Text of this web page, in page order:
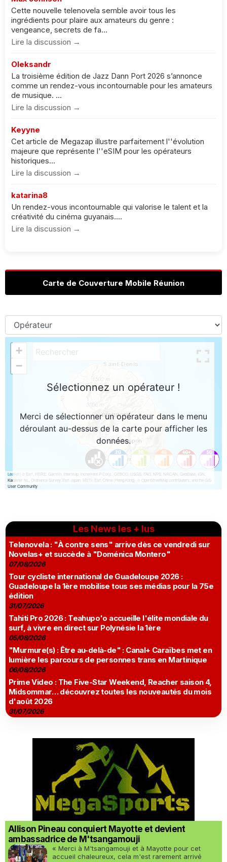
Cette nouvelle telenovela semble avoir tous les
ingrédients pour plaire aux amateurs du genre :
vengeance, secrets de fa...
Lire la discussion →
Oleksandr
La troisième édition de Jazz Dann Port 2026 s’annonce
comme un rendez-vous incontournable pour les amateurs
de musique. ...
Lire la discussion →
Keyyne
Cet article de Megazap illustre parfaitement l''évolution
majeure que représente l''eSIM pour les opérateurs
historiques...
Lire la discussion →
katarina8
Un rendez-vous incontournable qui valorise le talent et la
créativité du cinéma guyanais....
Lire la discussion →
Carte de Couverture Mobile Réunion
Les News les + lus
Telenovela : "À contre sens" arrive dès ce vendredi sur
Novelas+ et succède à "Doménica Montero"
07/08/2026
Tour cycliste international de Guadeloupe 2026 :
Guadeloupe la 1ère mobilise tous ses médias pour la 75e
édition
31/07/2026
Tahiti Pro 2026 : Teahupo'o accueille l'élite mondiale du
surf, à vivre en direct sur Polynésie la 1ère
05/08/2026
"Murmure(s) : Être au-delà-de" : Canal+ Caraïbes met en
lumière les parcours de personnes trans en Martinique
06/08/2026
Prime Video : The Five-Star Weekend, Reacher saison 4,
Midsommar… découvrez toutes les nouveautés du mois
d'août 2026
31/07/2026
Allison Pineau conquiert Mayotte et devient
ambassadrice de M'tsangamouji
« Merci à M'tsangamouji et à Mayotte pour cet
accueil chaleureux, cela m'est rarement arrivé